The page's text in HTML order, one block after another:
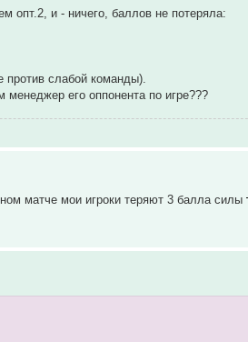
опт.2, и - ничего, баллов не потеряла:
против слабой команды).
его оппонента по игре???
матче мои игроки теряют 3 балла силы